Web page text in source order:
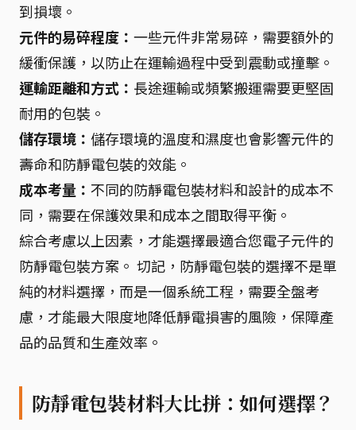
到損壞。
元件的易碎程度： 一些元件非常易碎，需要額外的
緩衝保護，以防止在運輸過程中受到震動或撞擊。
運輸距離和方式： 長途運輸或頻繁搬運需要更堅固
耐用的包裝。
儲存環境： 儲存環境的溫度和濕度也會影響元件的
壽命和防靜電包裝的效能。
成本考量： 不同的防靜電包裝材料和設計的成本不
同，需要在保護效果和成本之間取得平衡。
綜合考慮以上因素，才能選擇最適合您電子元件的
防靜電包裝方案。 切記，防靜電包裝的選擇不是單
純的材料選擇，而是一個系統工程，需要全盤考
慮，才能最大限度地降低靜電損害的風險，保障產
品的品質和生產效率。
防靜電包裝材料大比拼：如何選擇？